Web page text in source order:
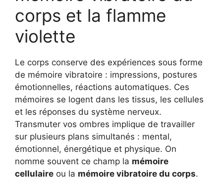
corps et la flamme
violette
Le corps conserve des expériences sous forme
de mémoire vibratoire : impressions, postures
émotionnelles, réactions automatiques. Ces
mémoires se logent dans les tissus, les cellules
et les réponses du système nerveux.
Transmuter vos ombres implique de travailler
sur plusieurs plans simultanés : mental,
émotionnel, énergétique et physique. On
nomme souvent ce champ la mémoire
cellulaire ou la mémoire vibratoire du corps.